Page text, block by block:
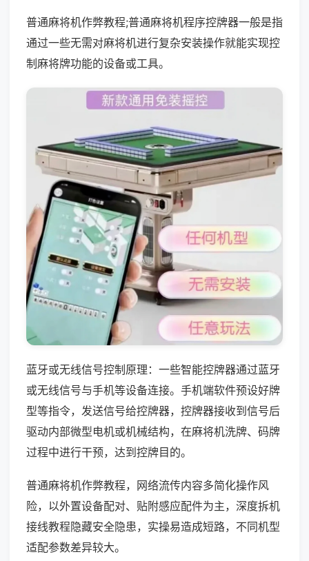
普通麻将机作弊教程;普通麻将机程序控牌器一般是指
通过一些无需对麻将机进行复杂安装操作就能实现控
制麻将牌功能的设备或工具。
蓝牙或无线信号控制原理：一些智能控牌器通过蓝牙
或无线信号与手机等设备连接。手机端软件预设好牌
型等指令，发送信号给控牌器，控牌器接收到信号后
驱动内部微型电机或机械结构，在麻将机洗牌、码牌
过程中进行干预，达到控牌目的。
普通麻将机作弊教程，网络流传内容多简化操作风
险，以外置设备配对、贴附感应配件为主，深度拆机
接线教程隐藏安全隐患，实操易造成短路，不同机型
适配参数差异较大。